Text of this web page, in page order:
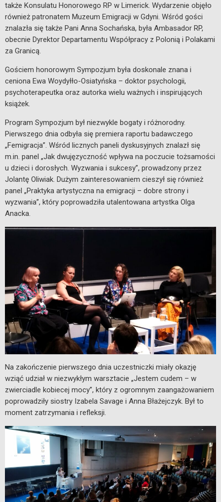
także Konsulatu Honorowego RP w Limerick. Wydarzenie objęło
również patronatem Muzeum Emigracji w Gdyni. Wśród gości
znalazła się także Pani Anna Sochańska, była Ambasador RP,
obecnie Dyrektor Departamentu Współpracy z Polonią i Polakami
za Granicą.
Gościem honorowym Sympozjum była doskonale znana i
ceniona Ewa Woydyłło-Osiatyńska – doktor psychologii,
psychoterapeutka oraz autorka wielu ważnych i inspirujących
książek.
Program Sympozjum był niezwykle bogaty i różnorodny.
Pierwszego dnia odbyła się premiera raportu badawczego
„Femigracja”. Wśród licznych paneli dyskusyjnych znalazł się
m.in. panel „Jak dwujęzyczność wpływa na poczucie tożsamości
u dzieci i dorosłych. Wyzwania i sukcesy”, prowadzony przez
Jolantę Oliwiak. Dużym zainteresowaniem cieszył się również
panel „Praktyka artystyczna na emigracji – dobre strony i
wyzwania”, który poprowadziła utalentowana artystka Olga
Anacka.
Na zakończenie pierwszego dnia uczestniczki miały okazję
wziąć udział w niezwykłym warsztacie „Jestem cudem – w
zwierciadle kobiecej mocy”, który z ogromnym zaangażowaniem
poprowadziły siostry Izabela Savage i Anna Błażejczyk. Był to
moment zatrzymania i refleksji.